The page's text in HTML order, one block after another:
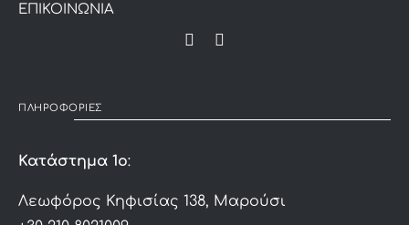
ΕΠΙΚΟΙΝΩΝΙΑ
ΠΛΗΡΟΦΟΡΙΕΣ
Κατάστημα 1ο:
Λεωφόρος Κηφισίας 138, Μαρούσι